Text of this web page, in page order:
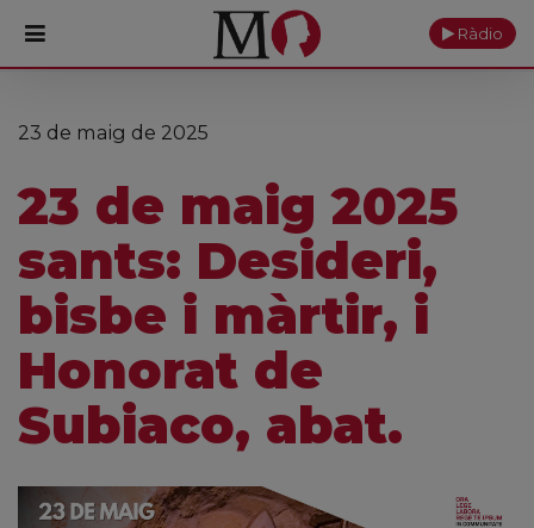
PORTADA
Actualitat
Fundació
Visita'ns
Reserves
Ràdio
23 de maig de 2025
23 de maig 2025
sants: Desideri,
bisbe i màrtir, i
Honorat de
Subiaco, abat.